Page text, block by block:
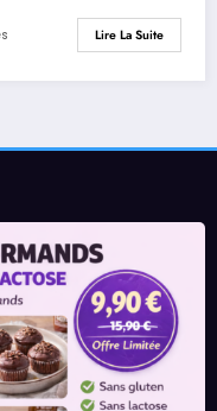
Lire La Suite